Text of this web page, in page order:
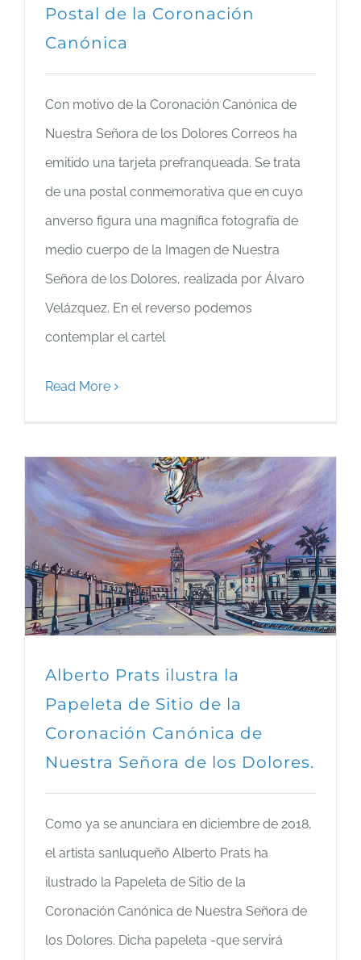
Postal de la Coronación
Canónica
Con motivo de la Coronación Canónica de
Nuestra Señora de los Dolores Correos ha
emitido una tarjeta prefranqueada. Se trata
de una postal conmemorativa que en cuyo
anverso figura una magnífica fotografía de
medio cuerpo de la Imagen de Nuestra
Señora de los Dolores, realizada por Álvaro
Velázquez. En el reverso podemos
contemplar el cartel
Read More
Alberto Prats ilustra la
Papeleta de Sitio de la
Coronación Canónica de
Nuestra Señora de los
Dolores.
Alberto Prats ilustra la
Papeleta de Sitio de la
Coronación Canónica de
Nuestra Señora de los Dolores.
Como ya se anunciara en diciembre de 2018,
el artista sanluqueño Alberto Prats ha
ilustrado la Papeleta de Sitio de la
Coronación Canónica de Nuestra Señora de
los Dolores. Dicha papeleta -que servirá